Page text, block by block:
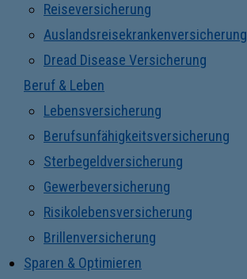
Reiseversicherung
Auslandsreisekrankenversicherung
Dread Disease Versicherung
Beruf & Leben
Lebensversicherung
Berufsunfähigkeitsversicherung
Sterbegeldversicherung
Gewerbeversicherung
Risikolebensversicherung
Brillenversicherung
Sparen & Optimieren